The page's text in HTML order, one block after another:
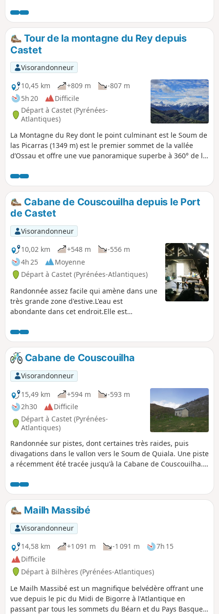
récemment plu. Et comme toujours au Bénou, hors période
hivernale, beaucoup de troupeaux (vaches, moutons,
chevaux).Tour de la montagne du Rey depuis
Castet
Visorandonneur
10,45 km
+809 m
-807 m
5h 20
Difficile
Départ à Castet (Pyrénées-
Atlantiques)
La Montagne du Rey dont le point culminant est le Soum de
las Picarras (1349 m) est le premier sommet de la vallée
d’Ossau et offre une vue panoramique superbe à 360° de la
Cabane de Couscouilha depuis le Port
de Castet
Visorandonneur
10,02 km
+548 m
-556 m
4h 25
Moyenne
Départ à Castet (Pyrénées-Atlantiques)
Randonnée assez facile qui amène dans une
très grande zone d'estive.L'eau est
abondante dans cet endroit.Elle est
retour à la cabane. Cette randonnée peut
être faite à raquettes à neige avec trace
gpx.L'ensemble de la randonnée, en boucle,
nécessite un minimum de sens de
l’orientation.La trace gpx est nécessaire.
Cabane de Couscouilha
Visorandonneur
15,49 km
+594 m
-593 m
2h30
Difficile
Départ à Castet (Pyrénées-
Atlantiques)
Randonnée sur pistes, dont certaines très raides, puis
divagations dans le vallon vers le Soum de Quiala. Une piste
a récemment été tracée jusqu'à la Cabane de Couscouilha.
"classique" qui comporte une forte montée, quand on quitte
la piste. Elle est donc praticable à VTTae sans portage.
Mailh Massibé
Visorandonneur
14,58 km
+1 091 m -1 091 m
7h 15
Difficile
Départ à Bilhères (Pyrénées-Atlantiques)
Le Mailh Massibé est un magnifique belvédère offrant une
vue depuis le pic du Midi de Bigorre à l'Atlantique en
passant par tous les sommets du Béarn et du Pays Basque.